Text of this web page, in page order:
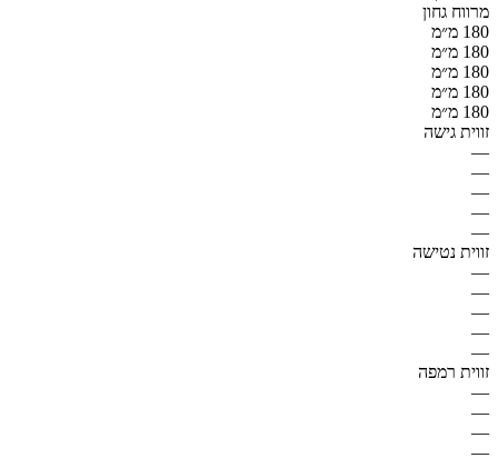
מרווח גחון
180 מ״מ
180 מ״מ
180 מ״מ
180 מ״מ
180 מ״מ
זווית גישה
—
—
—
—
—
זווית נטישה
—
—
—
—
—
זווית רמפה
—
—
—
—